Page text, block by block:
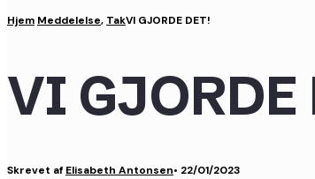
Hjem Meddelelse, TakVI GJORDE DET!
VI GJORDE
Skrevet af Elisabeth Antonsen• 22/01/2023